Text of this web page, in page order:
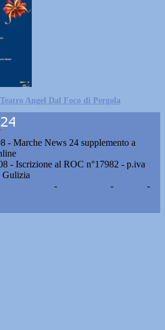
Angel Dal Foco di Pergola
- Marche News 24 supplemento a
- Iscrizione al ROC n°17982 - p.iva
Gulizia
- -
-